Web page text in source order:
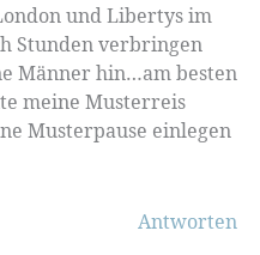
und Libertys im
Stunden verbringen
Männer hin…am besten
meine Musterreis
Musterpause einlegen
Antworten